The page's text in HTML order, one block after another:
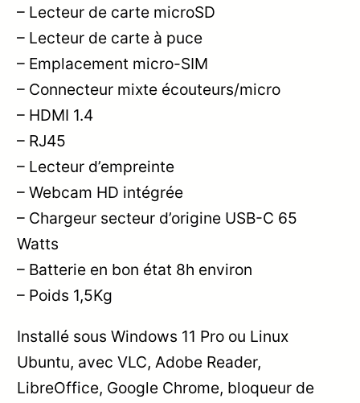
– Lecteur de carte microSD
– Lecteur de carte à puce
– Emplacement micro-SIM
– Connecteur mixte écouteurs/micro
– HDMI 1.4
– RJ45
– Lecteur d’empreinte
– Webcam HD intégrée
– Chargeur secteur d’origine USB-C 65
Watts
– Batterie en bon état 8h environ
– Poids 1,5Kg
Installé sous Windows 11 Pro ou Linux
Ubuntu, avec VLC, Adobe Reader,
LibreOffice, Google Chrome, bloqueur de